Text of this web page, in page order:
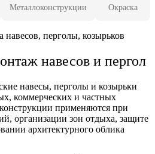
Металлоконструкции Окраска
навесов и пергол
навесы, перголы и козырьки
коммерческих и частных
применяются при
организации зон отдыха, защите
архитектурного облика